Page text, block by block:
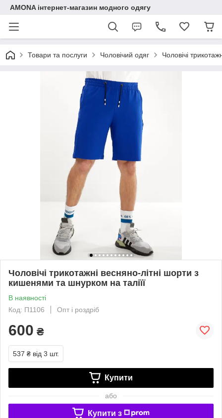
AMONA інтернет-магазин модного одягу
Товари та послуги Чоловічий одяг Чоловічі
Чоловічі трикотажні весняно-літні шорти з
кишенями та шнурком на таліїї
В наявності
Код: П1106
Опт і роздріб
600 ₴
537 ₴ від 3 шт.
Купити
або
Купити з